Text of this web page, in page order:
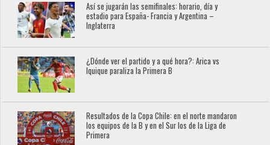
Así se jugarán las semifinales: horario, día y
estadio para España- Francia y Argentina –
Inglaterra
¿Dónde ver el partido y a qué hora?: Arica vs
Iquique paraliza la Primera B
Resultados de la Copa Chile: en el norte mandaron
los equipos de la B y en el Sur los de la Liga de
Primera